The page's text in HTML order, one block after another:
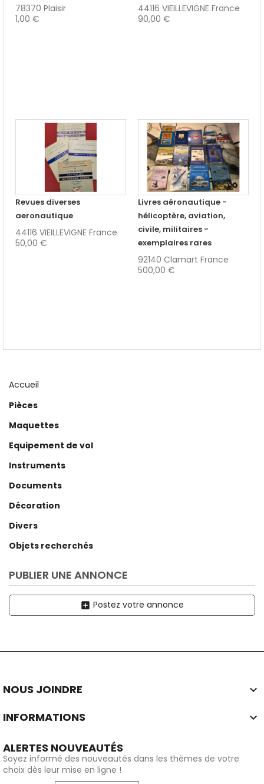
78370 Plaisir
1,00 €
44116 VIEILLEVIGNE France
90,00 €
Revues diverses
aeronautique
44116 VIEILLEVIGNE France
50,00 €
Livres aéronautique -
hélicoptère, aviation,
civile, militaires -
exemplaires rares
92140 Clamart France
500,00 €
Accueil
Pièces
Maquettes
Equipement de vol
Instruments
Documents
Décoration
Divers
Objets recherchés
PUBLIER UNE ANNONCE
add_box Postez votre annonce
NOUS JOINDRE 
INFORMATIONS 
ALERTES NOUVEAUTÉS
Soyez informé des nouveautés dans les thèmes de votre
choix dès leur mise en ligne !